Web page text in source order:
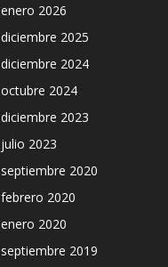
enero 2026
diciembre 2025
diciembre 2024
octubre 2024
diciembre 2023
julio 2023
septiembre 2020
febrero 2020
enero 2020
septiembre 2019